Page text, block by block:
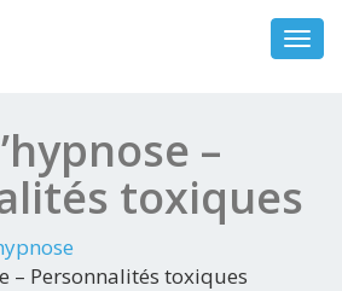
–
toxiques
– Personnalités toxiques